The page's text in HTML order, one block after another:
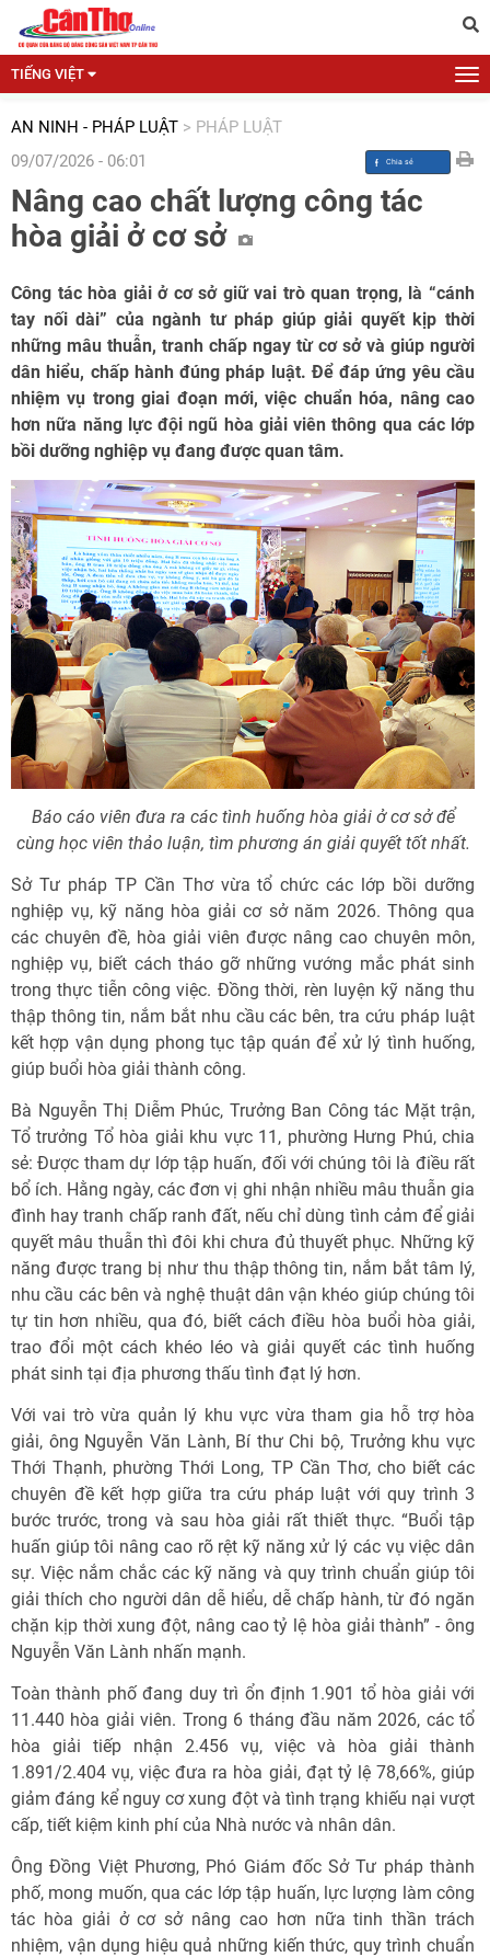
TIẾNG VIỆT
AN NINH - PHÁP LUẬT > PHÁP LUẬT
09/07/2026 - 06:01
Nâng cao chất lượng công tác
hòa giải ở cơ sở
Công tác hòa giải ở cơ sở giữ vai trò quan trọng, là “cánh
tay nối dài” của ngành tư pháp giúp giải quyết kịp thời
những mâu thuẫn, tranh chấp ngay từ cơ sở và giúp người
dân hiểu, chấp hành đúng pháp luật. Để đáp ứng yêu cầu
nhiệm vụ trong giai đoạn mới, việc chuẩn hóa, nâng cao
hơn nữa năng lực đội ngũ hòa giải viên thông qua các lớp
bồi dưỡng nghiệp vụ đang được quan tâm.
Báo cáo viên đưa ra các tình huống hòa giải ở cơ sở để
cùng học viên thảo luận, tìm phương án giải quyết tốt nhất.
Sở Tư pháp TP Cần Thơ vừa tổ chức các lớp bồi dưỡng
nghiệp vụ, kỹ năng hòa giải cơ sở năm 2026. Thông qua
các chuyên đề, hòa giải viên được nâng cao chuyên môn,
nghiệp vụ, biết cách tháo gỡ những vướng mắc phát sinh
trong thực tiễn công việc. Đồng thời, rèn luyện kỹ năng thu
thập thông tin, nắm bắt nhu cầu các bên, tra cứu pháp luật
kết hợp vận dụng phong tục tập quán để xử lý tình huống,
giúp buổi hòa giải thành công.
Bà Nguyễn Thị Diễm Phúc, Trưởng Ban Công tác Mặt trận,
Tổ trưởng Tổ hòa giải khu vực 11, phường Hưng Phú, chia
sẻ: Được tham dự lớp tập huấn, đối với chúng tôi là điều rất
bổ ích. Hằng ngày, các đơn vị ghi nhận nhiều mâu thuẫn gia
đình hay tranh chấp ranh đất, nếu chỉ dùng tình cảm để giải
quyết mâu thuẫn thì đôi khi chưa đủ thuyết phục. Những kỹ
năng được trang bị như thu thập thông tin, nắm bắt tâm lý,
nhu cầu các bên và nghệ thuật dân vận khéo giúp chúng tôi
tự tin hơn nhiều, qua đó, biết cách điều hòa buổi hòa giải,
trao đổi một cách khéo léo và giải quyết các tình huống
phát sinh tại địa phương thấu tình đạt lý hơn.
Với vai trò vừa quản lý khu vực vừa tham gia hỗ trợ hòa
giải, ông Nguyễn Văn Lành, Bí thư Chi bộ, Trưởng khu vực
Thới Thạnh, phường Thới Long, TP Cần Thơ, cho biết các
chuyên đề kết hợp giữa tra cứu pháp luật với quy trình 3
bước trước, trong và sau hòa giải rất thiết thực. “Buổi tập
huấn giúp tôi nâng cao rõ rệt kỹ năng xử lý các vụ việc dân
sự. Việc nắm chắc các kỹ năng và quy trình chuẩn giúp tôi
giải thích cho người dân dễ hiểu, dễ chấp hành, từ đó ngăn
chặn kịp thời xung đột, nâng cao tỷ lệ hòa giải thành” - ông
Nguyễn Văn Lành nhấn mạnh.
Toàn thành phố đang duy trì ổn định 1.901 tổ hòa giải với
11.440 hòa giải viên. Trong 6 tháng đầu năm 2026, các tổ
hòa giải tiếp nhận 2.456 vụ, việc và hòa giải thành
1.891/2.404 vụ, việc đưa ra hòa giải, đạt tỷ lệ 78,66%, giúp
giảm đáng kể nguy cơ xung đột và tình trạng khiếu nại vượt
cấp, tiết kiệm kinh phí của Nhà nước và nhân dân.
Ông Đồng Việt Phương, Phó Giám đốc Sở Tư pháp thành
phố, mong muốn, qua các lớp tập huấn, lực lượng làm công
tác hòa giải ở cơ sở nâng cao hơn nữa tinh thần trách
nhiệm, vận dụng hiệu quả những kiến thức, quy trình chuẩn